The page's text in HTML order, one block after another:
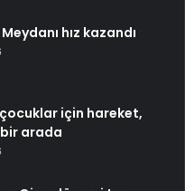
hız kazandı
için hareket,
arada